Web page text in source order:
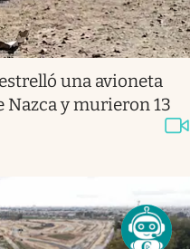
una avioneta
Nazca y murieron 13